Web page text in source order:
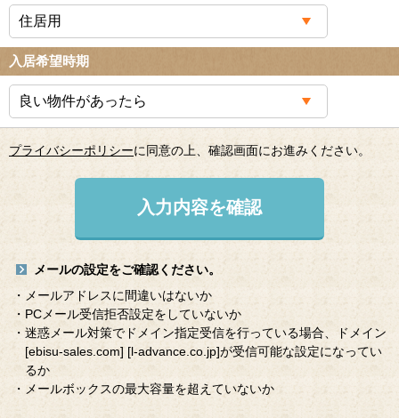
入居希望時期
プライバシーポリシーに同意の上、確認画面にお進みください。
入力内容を確認
メールの設定をご確認ください。
・メールアドレスに間違いはないか
・PCメール受信拒否設定をしていないか
・迷惑メール対策でドメイン指定受信を行っている場合、ドメイン
[ebisu-sales.com] [l-advance.co.jp]が受信可能な設定になってい
るか
・メールボックスの最大容量を超えていないか